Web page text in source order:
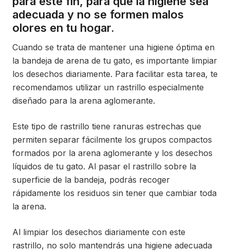
adecuada y no se formen malos
olores en tu hogar.
Cuando se trata de mantener una higiene óptima en
la bandeja de arena de tu gato, es importante limpiar
los desechos diariamente. Para facilitar esta tarea, te
recomendamos utilizar un rastrillo especialmente
diseñado para la arena aglomerante.
Este tipo de rastrillo tiene ranuras estrechas que
permiten separar fácilmente los grupos compactos
formados por la arena aglomerante y los desechos
líquidos de tu gato. Al pasar el rastrillo sobre la
superficie de la bandeja, podrás recoger
rápidamente los residuos sin tener que cambiar toda
la arena.
Al limpiar los desechos diariamente con este
rastrillo, no solo mantendrás una higiene adecuada